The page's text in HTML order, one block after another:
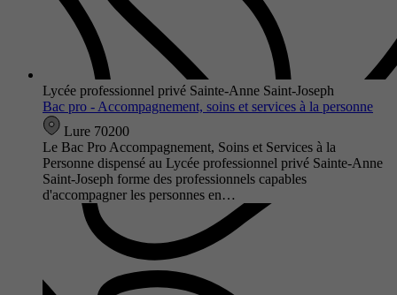
Lycée professionnel privé Sainte-Anne Saint-Joseph
Bac pro - Accompagnement, soins et services à la personne
Lure 70200
Le Bac Pro Accompagnement, Soins et Services à la
Personne dispensé au Lycée professionnel privé Sainte-Anne
Saint-Joseph forme des professionnels capables
d'accompagner les personnes en…